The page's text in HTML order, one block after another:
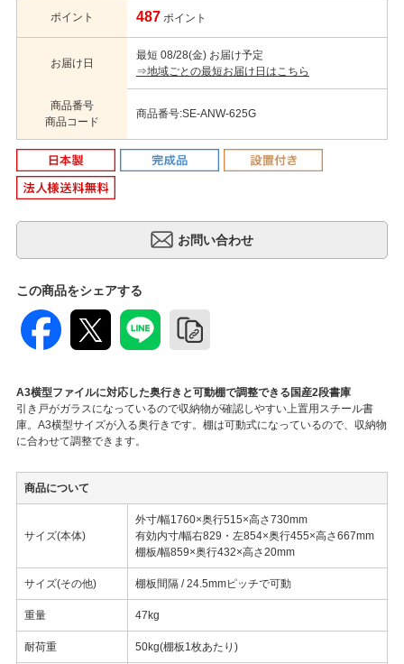
ポイント 487 ポイント
お届け日
最短 08/28(金) お届け予定
⇒地域ごとの最短お届け日はこちら
商品番号
商品コード
商品番号:SE-ANW-625G
この商品をシェアする
A3横型ファイルに対応した奥行きと可動棚で調整できる国産2段書庫
引き戸がガラスになっているので収納物が確認しやすい上置用スチール書
庫。A3横型サイズが入る奥行きです。棚は可動式になっているので、収納物
に合わせて調整できます。
商品について
サイズ(本体)
外寸/幅1760×奥行515×高さ730mm
有効内寸/幅右829・左854×奥行455×高さ667mm
棚板/幅859×奥行432×高さ20mm
サイズ(その他) 棚板間隔 / 24.5mmピッチで可動
重量 47kg
耐荷重 50kg(棚板1枚あたり)